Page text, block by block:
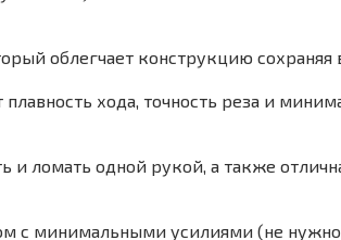
облегчает конструкцию
хода, точность реза и
ломать одной рукой, а также
с минимальными усилиями (не нужно